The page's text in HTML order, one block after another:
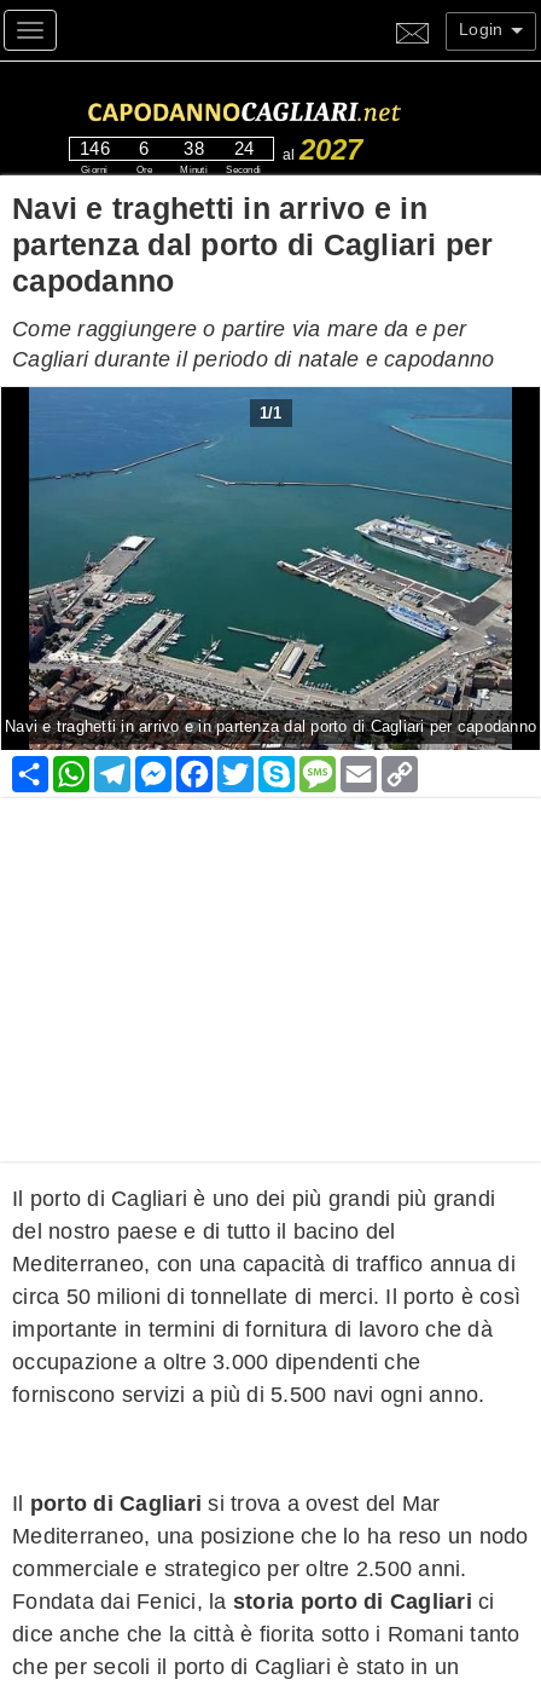
Toggle navigation Login
146
Giorni
6
Ore
38
Minuti
23
Secondi
al 2027
Navi e traghetti in arrivo e in
partenza dal porto di Cagliari per
capodanno
Come raggiungere o partire via mare da e per
Cagliari durante il periodo di natale e capodanno
1/1
Navi e traghetti in arrivo e in partenza dal porto di Cagliari per capodanno
Condividi
WhatsApp
Telegram
Messenger
Facebook
TwitterSkypeMessage
Email
Il porto di Cagliari è uno dei più grandi più grandi
del nostro paese e di tutto il bacino del
Mediterraneo, con una capacità di traffico annua di
circa 50 milioni di tonnellate di merci. Il porto è così
importante in termini di fornitura di lavoro che dà
occupazione a oltre 3.000 dipendenti che
forniscono servizi a più di 5.500 navi ogni anno.
Il porto di Cagliari si trova a ovest del Mar
Mediterraneo, una posizione che lo ha reso un nodo
commerciale e strategico per oltre 2.500 anni.
Fondata dai Fenici, la storia porto di Cagliari ci
dice anche che la città è fiorita sotto i Romani tanto
che per secoli il porto di Cagliari è stato in un